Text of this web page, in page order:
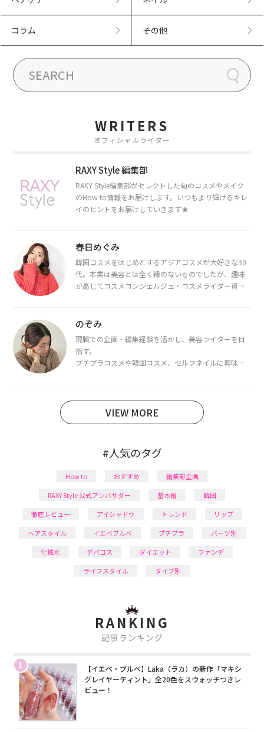
コラム その他
WRITERS
オフィシャルライター
RAXY Style 編集部
RAXY Style編集部がセレクトした旬のコスメやメイク
のHow to情報をお届けします。いつもより輝けるキレ
イのヒントをお届けしていきます★
春日めぐみ
韓国コスメをはじめとするアジアコスメが大好きな30
代。本業は美容とは全く縁のないものでしたが、趣味
が高じてコスメコンシェルジュ・コスメライター資格
断・骨格診断によるイメージコンサルティングも行っ
のぞみ
現職での企画・編集経験を活かし、美容ライターを目
指す。
プチプラコスメや韓国コスメ、セルフネイルに興味が
VIEW MORE
#人気のタグ
How to おすすめ
編集部企画
RAXY Style 公式アンバサダー
基本編
韓国
徹底レビュー
アイシャドウ トレンド
リップ
ヘアスタイル
イエベブルベ プチプラ
パーツ別
化粧水
デパコス ダイエット
ファンデ
ライフスタイル
タイプ別
RANKING
記事ランキング
1
【イエベ・ブルベ】Laka（ラカ）の新作「マキシ
グレイヤーティント」全20色をスウォッチつきレ
ビュー！